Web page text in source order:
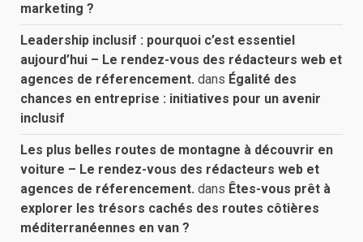
marketing ?
Leadership inclusif : pourquoi c’est essentiel
aujourd’hui – Le rendez-vous des rédacteurs web et
agences de réferencement. dans Égalité des
chances en entreprise : initiatives pour un avenir
inclusif
Les plus belles routes de montagne à découvrir en
voiture – Le rendez-vous des rédacteurs web et
agences de réferencement. dans Êtes-vous prêt à
explorer les trésors cachés des routes côtières
méditerranéennes en van ?